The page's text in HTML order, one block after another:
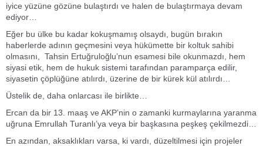
iyice yüzüne gözüne bulaştırdı ve halen de bulaştırmaya devam
ediyor…
Eğer bu ülke bu kadar kokuşmamış olsaydı, bugün bırakın
haberlerde adının geçmesini veya hükümette bir koltuk sahibi
olmasını, Tahsin Ertuğruloğlu’nun esamesi bile okunmazdı, hem
siyasi etik, hem de hukuk sistemi tarafından paramparça edilir,
siyasetin çöplüğüne atılırdı, üzerine de bir kürek kül atılırdı…
Üstelik de, daha onlarcası ile birlikte…
Ercan da bir 13. maaş ve AKP’nin o zamanki kurmaylarına yaranma
uğruna Emrullah Turanlı’ya veya bir başkasına peşkeş çekilmezdi…
En azından, aksaklıkları varsa, ki vardı, düzeltilmesi için projeler